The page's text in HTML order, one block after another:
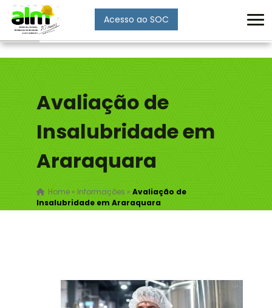
Acesso ao SOC
Avaliação de
Insalubridade em
Araraquara
Home» Informações » Avaliação de
Insalubridade em Araraquara
Enviar